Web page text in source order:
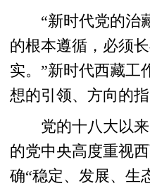
“新时代党的治
的根本遵循，必须
实。”新时代西藏工
想的引领、方向的
党的十八大以来
的党中央高度重视
确“稳定、发展、生